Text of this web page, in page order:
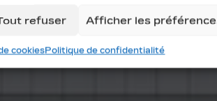
refuser Afficher les
cookiesPolitique de confidentialité